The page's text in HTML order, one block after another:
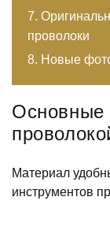
проволоки
Новые
Основные
Материал
инструментов